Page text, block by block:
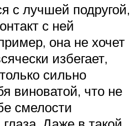
с лучшей подругой,
с ней
она не хочет
избегает,
сильно
виноватой, что не
смелости